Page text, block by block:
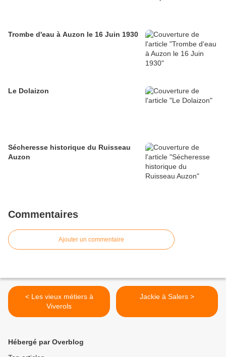
Trombe d'eau à Auzon le 16 Juin 1930
Le Dolaizon
Sécheresse historique du Ruisseau
Auzon
Commentaires
Ajouter un commentaire
< Les vieux métiers à
Viverols
Jackie à Salers >
Hébergé par Overblog